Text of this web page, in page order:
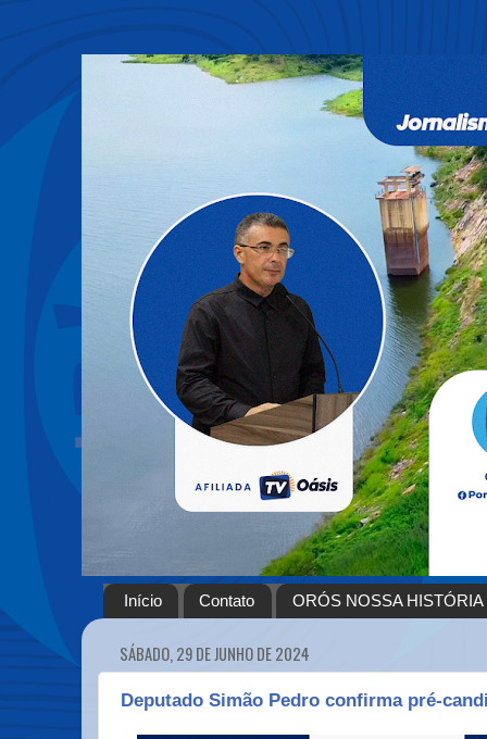
Início Contato ORÓS NOSSA HISTÓRIA
SÁBADO, 29 DE JUNHO DE 2024
Deputado Simão Pedro confirma pré-